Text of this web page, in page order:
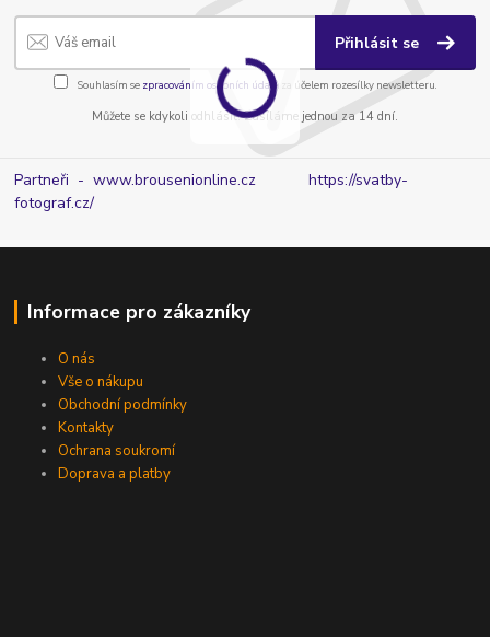
Přihlásit se
Souhlasím se zpracováním osobních údajůza účelem rozesílky newsletteru.
Můžete se kdykoli odhlásit. Zasíláme jednou za 14 dní.
Partneři - www.brousenionline.czhttps://svatby-
fotograf.cz/
Informace pro zákazníky
O nás
Vše o nákupu
Obchodní podmínky
Kontakty
Ochrana soukromí
Doprava a platby